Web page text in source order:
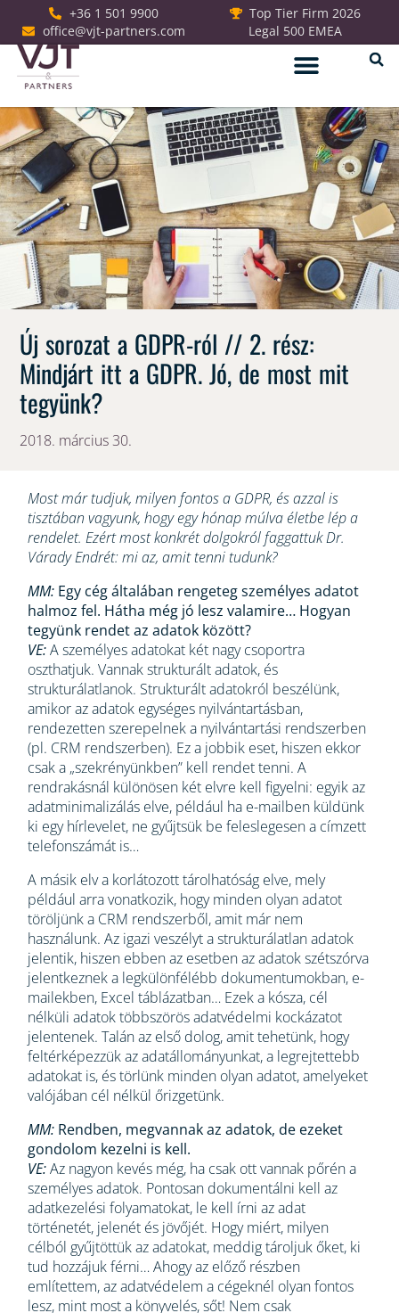
+36 1 501 9900
office@vjt-partners.com
Top Tier Firm 2026
Legal 500 EMEA
Új sorozat a GDPR-ról // 2. rész:
Mindjárt itt a GDPR. Jó, de most mit
tegyünk?
2018. március 30.
Most már tudjuk, milyen fontos a GDPR, és azzal is
tisztában vagyunk, hogy egy hónap múlva életbe lép a
rendelet. Ezért most konkrét dolgokról faggattuk Dr.
Várady Endrét: mi az, amit tenni tudunk?
MM: Egy cég általában rengeteg személyes adatot
halmoz fel. Hátha még jó lesz valamire… Hogyan
tegyünk rendet az adatok között?
VE:A személyes adatokat két nagy csoportra
oszthatjuk. Vannak strukturált adatok, és
strukturálatlanok. Strukturált adatokról beszélünk,
amikor az adatok egységes nyilvántartásban,
rendezetten szerepelnek a nyilvántartási rendszerben
(pl. CRM rendszerben). Ez a jobbik eset, hiszen ekkor
csak a „szekrényünkben” kell rendet tenni. A
rendrakásnál különösen két elvre kell figyelni: egyik az
adatminimalizálás elve, például ha e-mailben küldünk
ki egy hírlevelet, ne gyűjtsük be feleslegesen a címzett
telefonszámát is…
A másik elv a korlátozott tárolhatóság elve, mely
például arra vonatkozik, hogy minden olyan adatot
töröljünk a CRM rendszerből, amit már nem
használunk. Az igazi veszélyt a strukturálatlan adatok
jelentik, hiszen ebben az esetben az adatok szétszórva
jelentkeznek a legkülönfélébb dokumentumokban, e-
mailekben, Excel táblázatban… Ezek a kósza, cél
nélküli adatok többszörös adatvédelmi kockázatot
jelentenek. Talán az első dolog, amit tehetünk, hogy
feltérképezzük az adatállományunkat, a legrejtettebb
adatokat is, és törlünk minden olyan adatot, amelyeket
valójában cél nélkül őrizgetünk.
MM: Rendben, megvannak az adatok, de ezeket
gondolom kezelni is kell.
VE:Az nagyon kevés még, ha csak ott vannak pőrén a
személyes adatok. Pontosan dokumentálni kell az
adatkezelési folyamatokat, le kell írni az adat
történetét, jelenét és jövőjét. Hogy miért, milyen
célból gyűjtöttük az adatokat, meddig tároljuk őket, ki
tud hozzájuk férni… Ahogy az előző részben
említettem, az adatvédelem a cégeknél olyan fontos
lesz, mint most a könyvelés, sőt! Nem csak